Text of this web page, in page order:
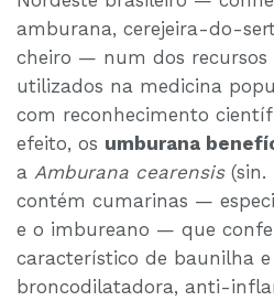
amburana, cerejeira-do-
cheiro — num dos recursos
utilizados na medicina
com reconhecimento
efeito, os umburana
a Amburana cearensis(sin.
contém cumarinas —
e o imbureano — que
característico de baunilha
broncodilatadora, anti-